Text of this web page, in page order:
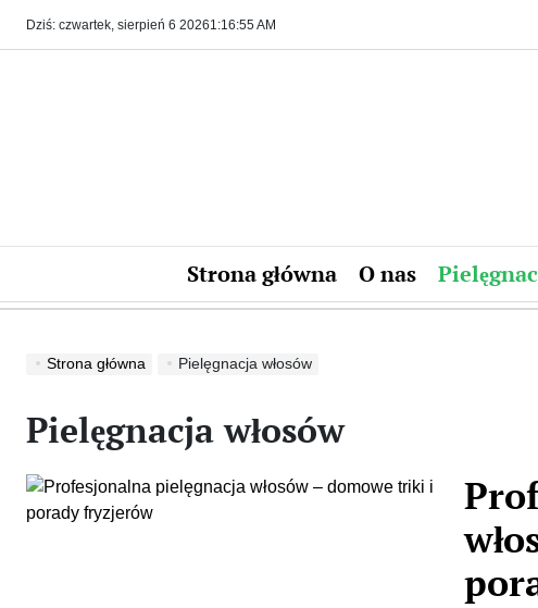
Dziś: czwartek, sierpień 6 20261 :16:56AM
Strona główna O nas
Strona główna Pielęgnacja włosów
Pielęgnacja włosów